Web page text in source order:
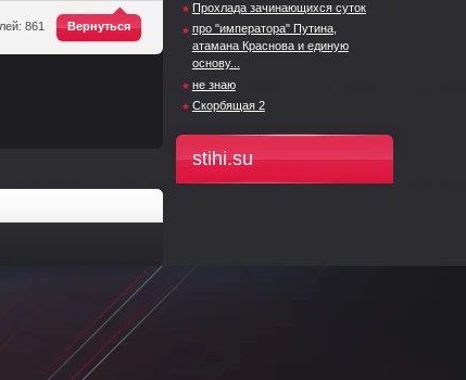
Вернуться
861
Прохлада зачинающихся суток
про "императора" Путина,
атамана Краснова и единую
основу...
не знаю
Скорбящая 2
stihi.su